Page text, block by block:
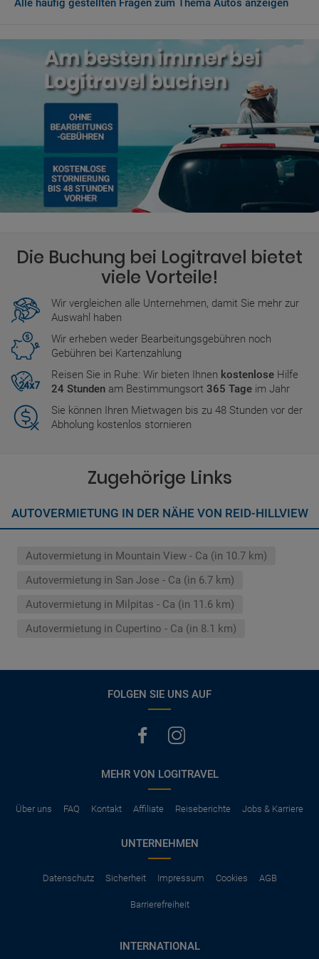
Wenn Sie am Reid-hillview ankommend zusätzliche
erfolgen, nämlich USD.
Alle häufig gestellten Fragen zum Thema Autos anzeigen
Die Buchung bei Logitravel bietet
viele Vorteile!
Wir vergleichen alle Unternehmen, damit Sie mehr zur
Auswahl haben
Wir erheben weder Bearbeitungsgebühren noch
Gebühren bei Kartenzahlung
Reisen Sie in Ruhe: Wir bieten Ihnen kostenlose Hilfe
24 Stunden am Bestimmungsort 365 Tage im Jahr
Sie können Ihren Mietwagen bis zu 48 Stunden vor der
Abholung kostenlos stornieren
Zugehörige Links
AUTOVERMIETUNG IN DER NÄHE VON REID-HILLVIEW
Autovermietung in Mountain View - Ca (in 10.7 km)
Autovermietung in San Jose - Ca (in 6.7 km)
Autovermietung in Milpitas - Ca (in 11.6 km)
Autovermietung in Cupertino - Ca (in 8.1 km)
FOLGEN SIE UNS AUF
MEHR VON LOGITRAVEL
Über uns FAQ Kontakt Affiliate Reiseberichte Jobs & Karriere
UNTERNEHMEN
Datenschutz Sicherheit Impressum Cookies AGB
Barrierefreiheit
INTERNATIONAL